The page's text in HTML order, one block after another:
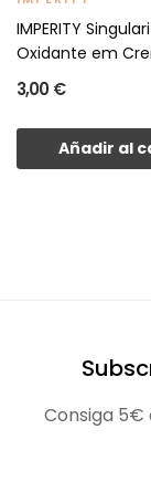
IMPERITY
Oxidante em
Vol....
3,00 €
Añadir al
Consiga 5€